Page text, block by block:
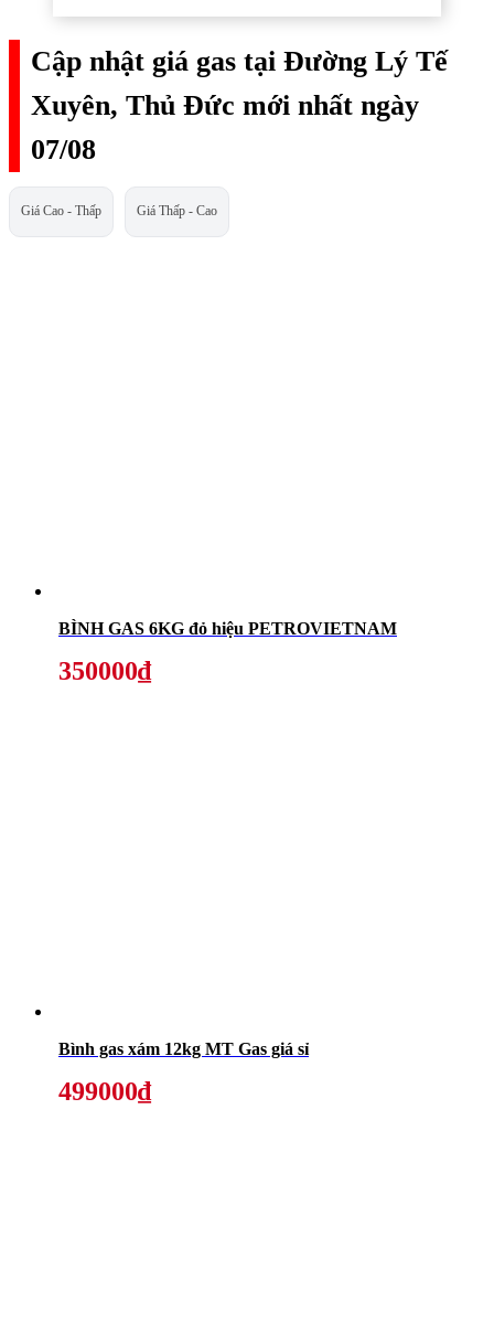
Cập nhật giá gas tại Đường Lý Tế
Xuyên, Thủ Đức mới nhất ngày
07/08
Giá Cao - Thấp Giá Thấp - Cao
BÌNH GAS 6KG đỏ hiệu PETROVIETNAM
350000₫
Bình gas xám 12kg MT Gas giá sỉ
499000₫